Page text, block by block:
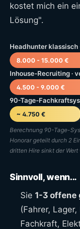
kostet mich ein
Lösung".
Headhunter klassisch
8.000 - 15.000 €
Inhouse-Recruiting ·
4.500 - 9.000 €
90-Tage-
~ 4.750 €
Berechnung 90-Tage-
Honorar geteilt durch 2
dritten Hire sinkt der Wert
Sinnvoll, wenn...
Sie 1-3 offene
(Fahrer,
Fachkraft,